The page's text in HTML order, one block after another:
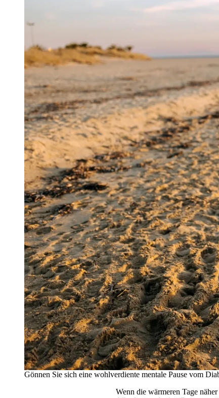
Gönnen Sie sich eine wohlverdiente mentale Pause vom
Wenn die wärmeren Tage